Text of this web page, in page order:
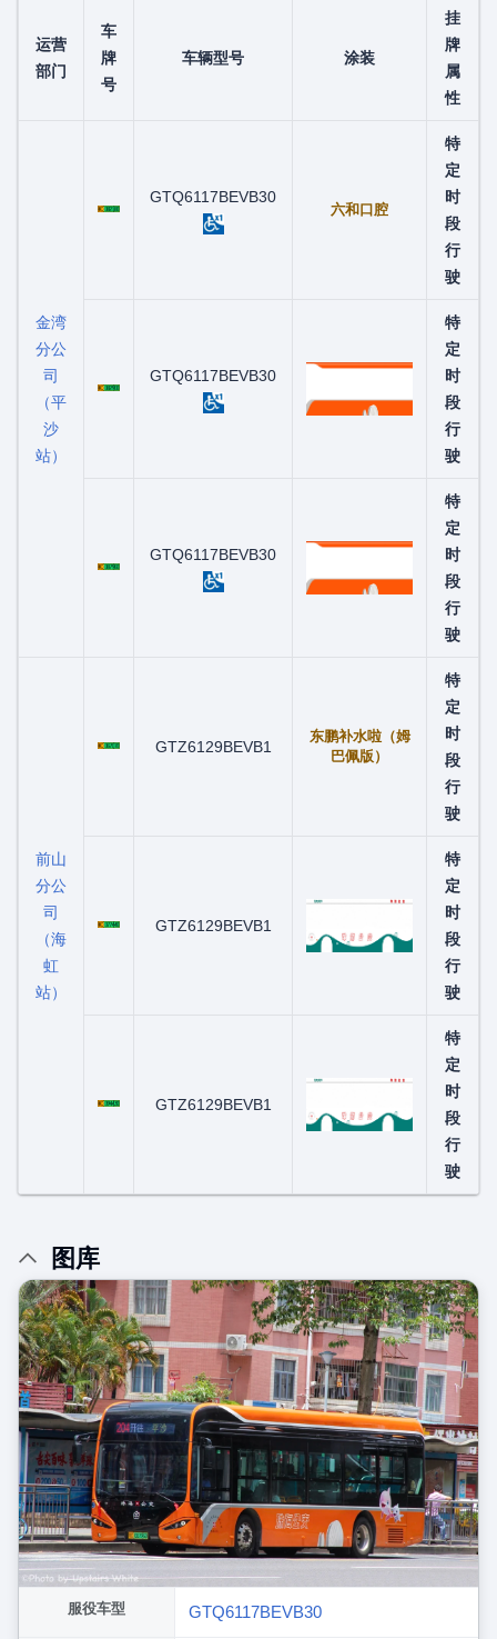
运营
部门
车
牌
号
车辆型号 涂装
挂
牌
属
性
金湾
分公
司
（平
沙
站）
粤C08218D
GTQ6117BEVB30
六和口腔
特
定
时
段
行
驶
粤C08290D
GTQ6117BEVB30
特
定
时
段
行
驶
粤C08796D
GTQ6117BEVB30
特
定
时
段
行
驶
前山
分公
司
（海
虹
站）
GTZ6129BEVB1
东鹏补水啦（姆
巴佩版）
特
定
时
段
行
驶
GTZ6129BEVB1
特
定
时
段
行
驶
GTZ6129BEVB1
特
定
时
段
行
驶
图库
服役车型 GTQ6117BEVB30